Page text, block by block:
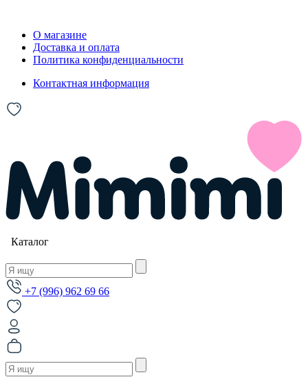
О магазине
Доставка и оплата
Политика конфиденциальности
Контактная информация
Каталог
+7 (996) 962 69 66